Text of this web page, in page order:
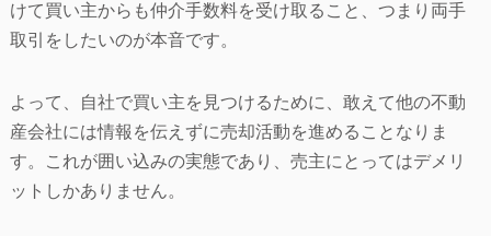
けて買い主からも仲介手数料を受け取ること、つまり両手
取引をしたいのが本音です。
よって、自社で買い主を見つけるために、敢えて他の不動
産会社には情報を伝えずに売却活動を進めることなりま
す。これが囲い込みの実態であり、売主にとってはデメリ
ットしかありません。